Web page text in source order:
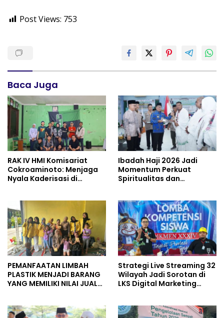
Post Views: 753
Baca Juga
RAK IV HMI Komisariat
Cokroaminoto: Menjaga
Nyala Kaderisasi di
Ibadah Haji 2026 Jadi
Momentum Perkuat
Spiritualitas dan
PEMANFAATAN LIMBAH
PLASTIK MENJADI BARANG
YANG MEMILIKI NILAI JUAL
Strategi Live Streaming 32
Wilayah Jadi Sorotan di
LKS Digital Marketing